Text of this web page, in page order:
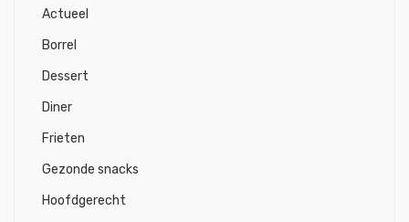
Actueel
Borrel
Dessert
Diner
Frieten
Gezonde snacks
Hoofdgerecht